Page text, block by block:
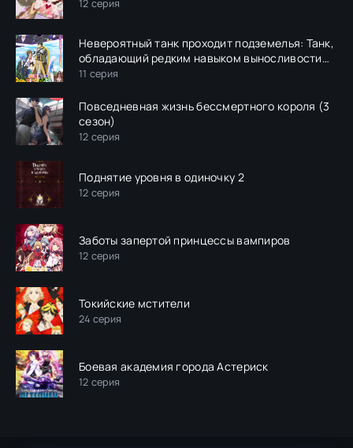
12 серия
Невероятный танк проходит подземелья: Танк,
обладающий редким навыком выносливости
9999, был изгнан из геройской группы
11 серия
Повседневная жизнь бессмертного короля (3
сезон)
12 серия
Поднятие уровня в одиночку 2
12 серия
Заботы запертой принцессы вампиров
12 серия
Токийские мстители
24 серия
Боевая академия города Астериск
12 серия